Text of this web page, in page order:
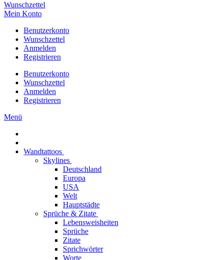
Wunschzettel
Mein Konto
Benutzerkonto
Wunschzettel
Anmelden
Registrieren
Benutzerkonto
Wunschzettel
Anmelden
Registrieren
Menü
Wandtattoos
Skylines
Deutschland
Europa
USA
Welt
Hauptstädte
Sprüche & Zitate
Lebensweisheiten
Sprüche
Zitate
Sprichwörter
Worte